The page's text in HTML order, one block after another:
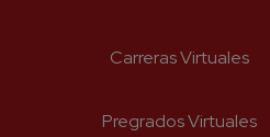
Carreras Virtuales
Pregrados Virtuales